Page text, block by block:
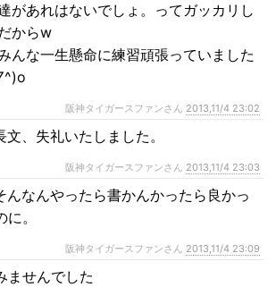
があれはないでしょ。ってガッカリし
からw
んな一生懸命に練習頑張っていました
阪神タイガースファンさん 2013,11/4 23:02
、失礼いたしました。
阪神タイガースファンさん 2013,11/4 23:03
んなんやったら書かんかったら良かっ
に。
阪神タイガースファンさん 2013,11/4 23:09
ませんでした